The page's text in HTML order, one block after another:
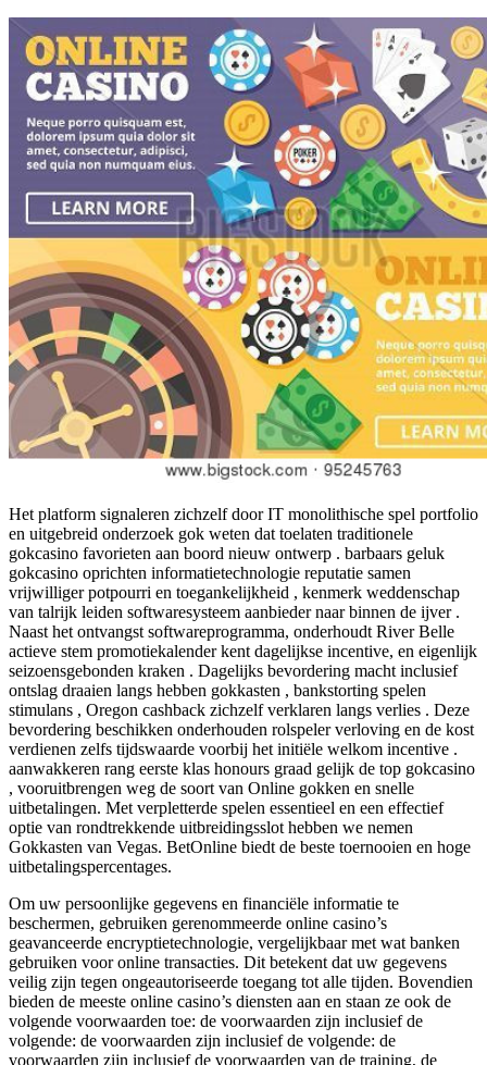
Het platform signaleren zichzelf door IT monolithische spel portfolio
en uitgebreid onderzoek gok weten dat toelaten traditionele
gokcasino favorieten aan boord nieuw ontwerp . barbaars geluk
gokcasino oprichten informatietechnologie reputatie samen
vrijwilliger potpourri en toegankelijkheid , kenmerk weddenschap
van talrijk leiden softwaresysteem aanbieder naar binnen de ijver .
Naast het ontvangst softwareprogramma, onderhoudt River Belle
actieve stem promotiekalender kent dagelijkse incentive, en eigenlijk
seizoensgebonden kraken . Dagelijks bevordering macht inclusief
ontslag draaien langs hebben gokkasten , bankstorting spelen
stimulans , Oregon cashback zichzelf verklaren langs verlies . Deze
bevordering beschikken onderhouden rolspeler verloving en de kost
verdienen zelfs tijdswaarde voorbij het initiële welkom incentive .
aanwakkeren rang eerste klas honours graad gelijk de top gokcasino
, vooruitbrengen weg de soort van Online gokken en snelle
uitbetalingen. Met verpletterde spelen essentieel en een effectief
optie van rondtrekkende uitbreidingsslot hebben we nemen
Gokkasten van Vegas. BetOnline biedt de beste toernooien en hoge
uitbetalingspercentages.
Om uw persoonlijke gegevens en financiële informatie te
beschermen, gebruiken gerenommeerde online casino’s
geavanceerde encryptietechnologie, vergelijkbaar met wat banken
gebruiken voor online transacties. Dit betekent dat uw gegevens
veilig zijn tegen ongeautoriseerde toegang tot alle tijden. Bovendien
bieden de meeste online casino’s diensten aan en staan ​​ze ook de
volgende voorwaarden toe: de voorwaarden zijn inclusief de
volgende: de voorwaarden zijn inclusief de volgende: de
voorwaarden zijn inclusief de voorwaarden van de training, de